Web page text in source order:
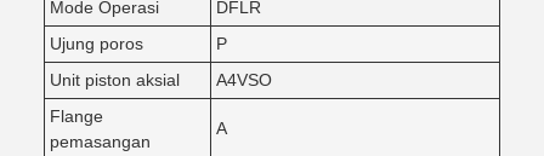
Mode Operasi
DFLR
Ujung poros
P
Unit piston aksial
A4VSO
Flange
pemasangan
A